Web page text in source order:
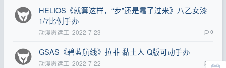
HELIOS《就算这样，“步”还是靠了过来》八乙女漆
1/7比例手办
动漫搬运工 2022-7-23 0
GSAS《碧蓝航线》拉菲 黏土人 Q版可动手办
动漫搬运工 2022-7-22 0